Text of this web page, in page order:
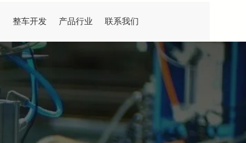
整车开发 产品行业 联系我们